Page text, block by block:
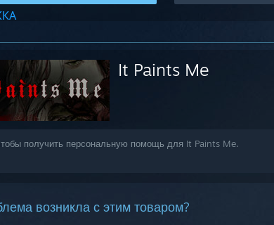
It Paints Me
получить персональную помощь для It Paints Me.
возникла с этим товаром?